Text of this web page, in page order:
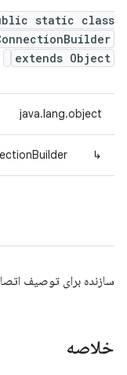
static class
extends Object
java.lang.object
↳
سازنده برای توصیف
خلاصه